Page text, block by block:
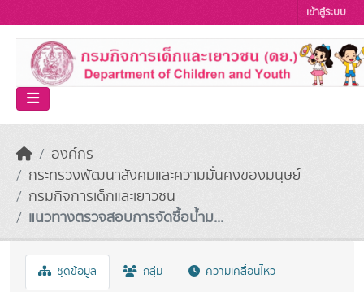
เข้าสู่ระบบ
องค์กร
กระทรวงพัฒนาสังคมและความมั่นคงของมนุษย์
กรมกิจการเด็กและเยาวชน
แนวทางตรวจสอบการจัดซื้อน้ำม...
ชุดข้อมูล กลุ่ม ความเคลื่อนไหว